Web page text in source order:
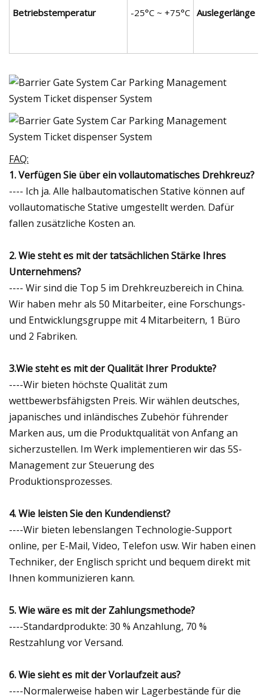
Betriebstemperatur -25°C ~ +75°C Auslegerlänge
FAQ:
1. Verfügen Sie über ein vollautomatisches Drehkreuz?
---- Ich ja. Alle halbautomatischen Stative können auf
vollautomatische Stative umgestellt werden. Dafür
fallen zusätzliche Kosten an.
2. Wie steht es mit der tatsächlichen Stärke Ihres
Unternehmens?
---- Wir sind die Top 5 im Drehkreuzbereich in China.
Wir haben mehr als 50 Mitarbeiter, eine Forschungs-
und Entwicklungsgruppe mit 4 Mitarbeitern, 1 Büro
und 2 Fabriken.
3.Wie steht es mit der Qualität Ihrer Produkte?
----Wir bieten höchste Qualität zum
wettbewerbsfähigsten Preis. Wir wählen deutsches,
japanisches und inländisches Zubehör führender
Marken aus, um die Produktqualität von Anfang an
sicherzustellen. Im Werk implementieren wir das 5S-
Management zur Steuerung des
Produktionsprozesses.
4. Wie leisten Sie den Kundendienst?
----Wir bieten lebenslangen Technologie-Support
online, per E-Mail, Video, Telefon usw. Wir haben einen
Techniker, der Englisch spricht und bequem direkt mit
Ihnen kommunizieren kann.
5. Wie wäre es mit der Zahlungsmethode?
----Standardprodukte: 30 % Anzahlung, 70 %
Restzahlung vor Versand.
6. Wie sieht es mit der Vorlaufzeit aus?
----Normalerweise haben wir Lagerbestände für die